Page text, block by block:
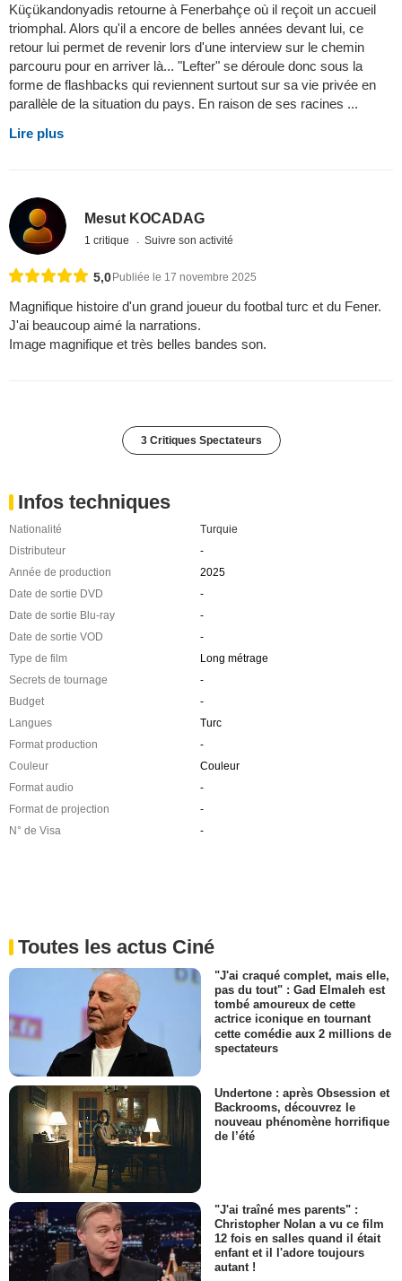
Küçükandonyadis retourne à Fenerbahçe où il reçoit un accueil
triomphal. Alors qu'il a encore de belles années devant lui, ce
retour lui permet de revenir lors d'une interview sur le chemin
parcouru pour en arriver là... "Lefter" se déroule donc sous la
forme de flashbacks qui reviennent surtout sur sa vie privée en
parallèle de la situation du pays. En raison de ses racines ...
Lire plus
Mesut KOCADAG
1 critique Suivre son activité
5,0 Publiée le 17 novembre 2025
Magnifique histoire d'un grand joueur du footbal turc et du Fener.
J'ai beaucoup aimé la narrations.
Image magnifique et très belles bandes son.
3 Critiques Spectateurs
Infos techniques
Nationalité
Turquie
Distributeur
-
Année de production
2025
Date de sortie DVD
-
Date de sortie Blu-ray
-
Date de sortie VOD
-
Type de film
Long métrage
Secrets de tournage
-
Budget
-
Langues
Turc
Format production
-
Couleur
Couleur
Format audio
-
Format de projection
-
N° de Visa
-
Toutes les actus Ciné
"J'ai craqué complet, mais elle,
pas du tout" : Gad Elmaleh est
tombé amoureux de cette
actrice iconique en tournant
cette comédie aux 2 millions de
spectateurs
Undertone : après Obsession et
Backrooms, découvrez le
nouveau phénomène horrifique
de l’été
"J'ai traîné mes parents" :
Christopher Nolan a vu ce film
12 fois en salles quand il était
enfant et il l'adore toujours
autant !